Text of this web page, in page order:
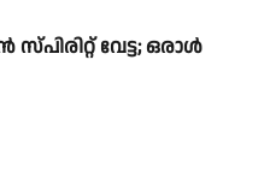
വേട്ട; ഒരാൾ